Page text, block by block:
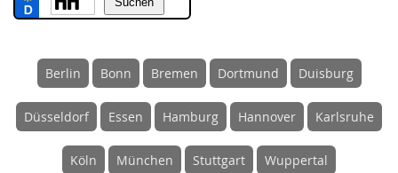
Berlin Bonn Bremen Dortmund Duisburg
Düsseldorf Essen Hamburg Hannover Karlsruhe
Köln München Stuttgart Wuppertal